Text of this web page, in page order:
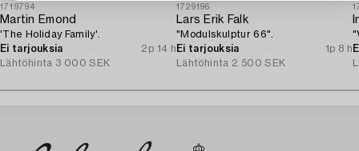
1719794
Martin Emond
'The Holiday Family'.
Ei tarjouksia
2p 14 h
Lähtöhinta 3 000 SEK
1729196
Lars Erik Falk
"Modulskulptur 66".
Ei tarjouksia
1p 8 h
Lähtöhinta 2 500 SEK